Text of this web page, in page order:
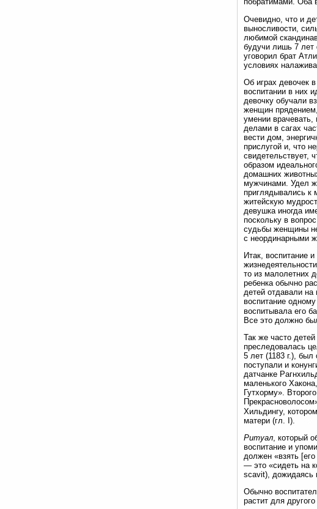
побратимами. Оба
Очевидно, что и
выносливости,
любимой
будучи лишь 7 лет
уговорил брат
условиях
Об играх девочек
воспитании в них
девочку обучали
женщин прядением,
умении
делами в сагах
вести дом,
прислугой и, что
свидетельствует,
образом
домашних
мужчинами. Удел
приглядывались к
житейскую
девушка иногда
поскольку в
судьбы женщины
с неординарными
Итак, воспитание
то из малолетних
ребенка обычно
детей отдавали
воспитание
воспитывала его
Все это должно
Так же часто
преследовалась
5 лет (1183 г.),
поступали и
датчанке
маленького
Гутхорму».
Хильдингу,
матери (гл. I).
Ритуал , который
воспитание и
должен «взять
— это «сидеть на
scavit), дожидаясь
Обычно
растит для